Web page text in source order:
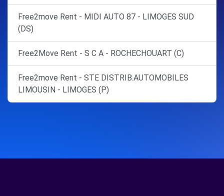
Free2move Rent - MIDI AUTO 87 - LIMOGES SUD
(DS)
Free2Move Rent - S C A - ROCHECHOUART (C)
Free2move Rent - STE DISTRIB.AUTOMOBILES
LIMOUSIN - LIMOGES (P)